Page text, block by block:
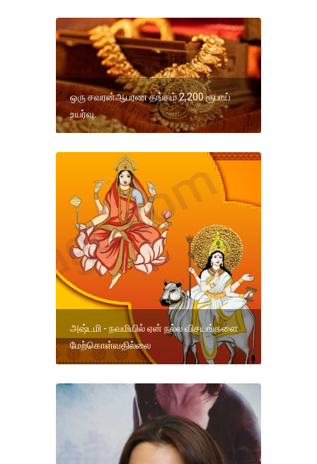
ஒரு சவரன்ஆபரண தங்கம் 2,200 ரூபாய்
உயர்வு.
அஷ்டமி - நவமியில் ஏன் நல்ல விசயங்களை
மேற்கொள்வதில்லை